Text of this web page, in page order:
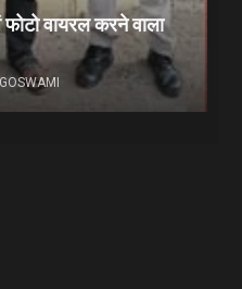
वायरल करने वाला